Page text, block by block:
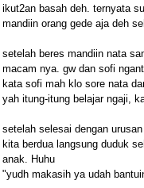
ikut2an basah deh. ternyata
mandiin orang gede aja deh
setelah beres mandiin nata
macam nya. gw dan sofi
kata sofi mah klo sore nata
yah itung-itung belajar ngaji,
setelah selesai dengan
kita berdua langsung duduk
anak. Huhu
"yudh makasih ya udah